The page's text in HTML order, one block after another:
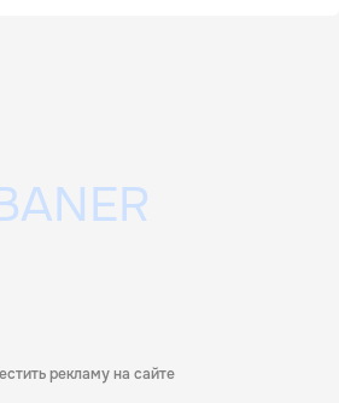
рекламу на сайте